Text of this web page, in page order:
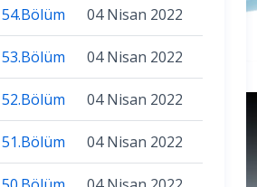
54.Bölüm 04 Nisan 2022
53.Bölüm 04 Nisan 2022
52.Bölüm 04 Nisan 2022
51.Bölüm 04 Nisan 2022